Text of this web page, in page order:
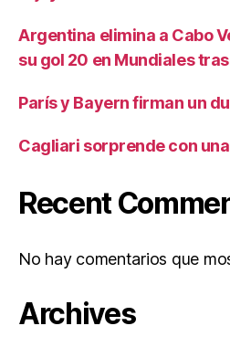
Argentina elimina a Cabo
su gol 20 en Mundiales
París y Bayern firman un
Cagliari sorprende con
Recent
No hay comentarios que
Archives